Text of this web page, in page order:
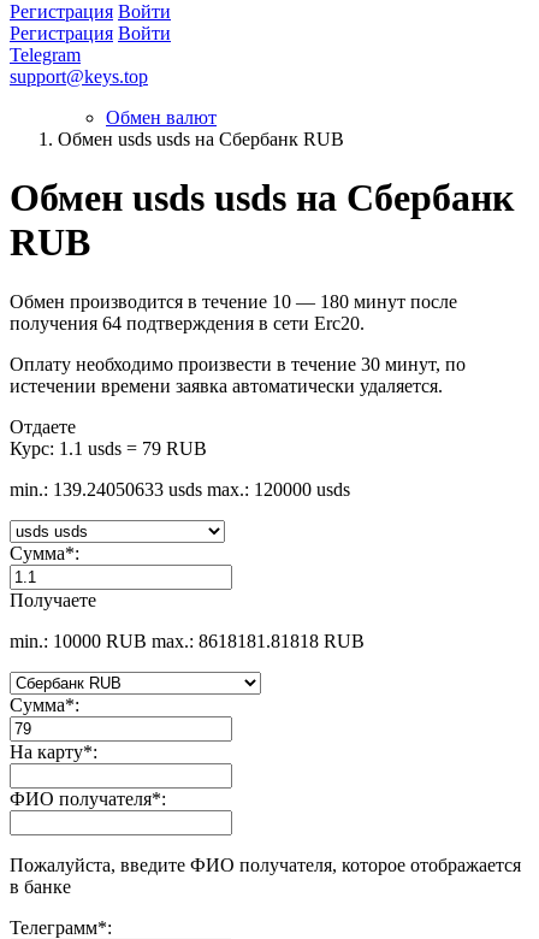
Регистрация Войти
Регистрация Войти
Telegram
support@keys.top
Обмен валют
Обмен usds usds на Сбербанк RUB
Обмен usds usds на Сбербанк
RUB
Обмен производится в течение 10 — 180 минут после
получения 64 подтверждения в сети Erc20.
Оплату необходимо произвести в течение 30 минут, по
истечении времени заявка автоматически удаляется.
Отдаете
Курс: 1.1 usds = 79 RUB
min.: 139.24050633 usds max.: 120000 usds
Сумма*:
Получаете
min.: 10000 RUB max.: 8618181.81818 RUB
Сумма*:
На карту*:
ФИО получателя*:
Пожалуйста, введите ФИО получателя, которое отображается
в банке
Телеграмм*: